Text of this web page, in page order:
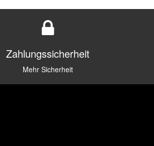
Zahlungssicherheit
Mehr Sicherheit